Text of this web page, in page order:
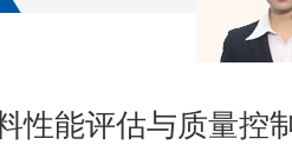
性能评估与质量控